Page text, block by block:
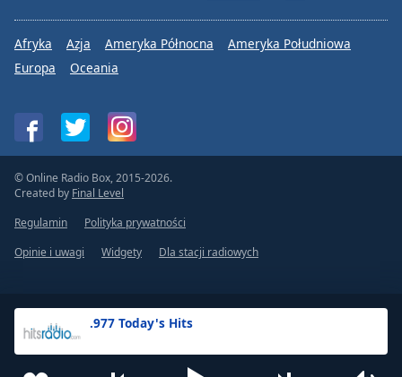
.977 Today's Hits
Afryka Azja Ameryka Północna
Ameryka Południowa
Europa
Oceania
© Online Radio Box, 2015-2026.
Created by Final Level
Regulamin
Polityka prywatności
Opinie i uwagi
Widgety Dla stacji radiowych